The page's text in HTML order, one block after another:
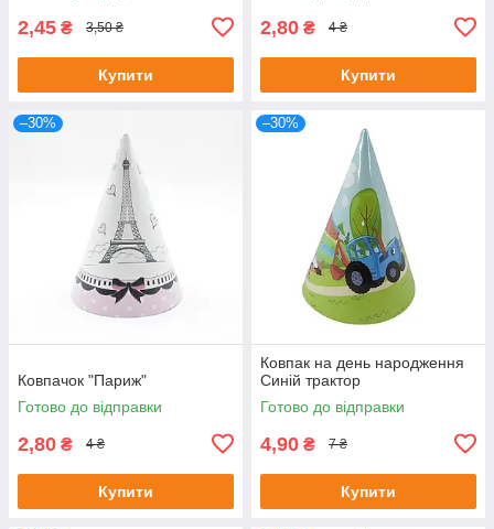
2,45 ₴ 3,50 ₴
Купити
2,80 ₴ 4 ₴
Купити
–30%
Ковпачок "Париж"
Готово до відправки
2,80 ₴ 4 ₴
Купити
–30%
Ковпак на день народження
Синій трактор
Готово до відправки
4,90 ₴ 7 ₴
Купити